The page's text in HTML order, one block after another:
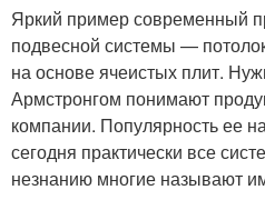
Яркий пример современный
подвесной системы —
на основе ячеистых плит.
Армстронгом понимают
компании. Популярность ее
сегодня практически все
незнанию многие называют